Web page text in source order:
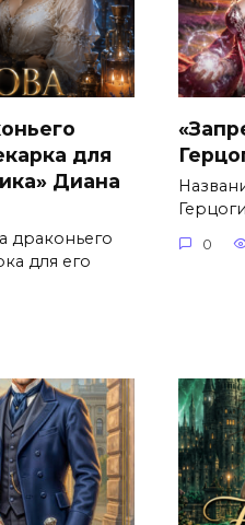
для
Диана
драконьего
для его
0